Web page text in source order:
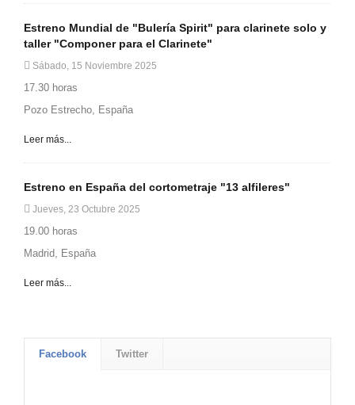
Estreno Mundial de "Bulería Spirit" para clarinete solo y
taller "Componer para el Clarinete"
Sábado, 15 Noviembre 2025
17.30 horas
Pozo Estrecho, España
Leer más...
Estreno en España del cortometraje "13 alfileres"
Jueves, 23 Octubre 2025
19.00 horas
Madrid, España
Leer más...
Facebook Twitter